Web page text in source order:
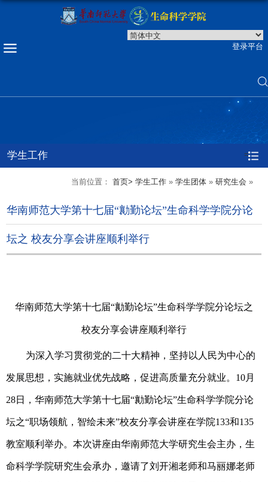
登录平台
学生工作 =
当前位置： 首页> 学生工作 » 学生团体 » 研究生会 »
华南师范大学第十七届“勷勤论坛”生命科学学院分论
坛之 校友分享会讲座顺利举行
华南师范大学第十七届“勷勤论坛”生命科学学院分论坛之
校友分享会讲座顺利举行
为深入学习贯彻党的二十大精神，坚持以人民为中心的
发展思想，实施就业优先战略，促进高质量充分就业。 10月
28日，华南师范大学第十七届“勷勤论坛”生命科学学院分论
坛之“职场领航，智绘未来”校友分享会讲座在学院133和135
教室顺利举办。本次讲座由华南师范大学研究生会主办，生
命科学学院研究生会承办，邀请了刘开湘老师和马丽娜老师